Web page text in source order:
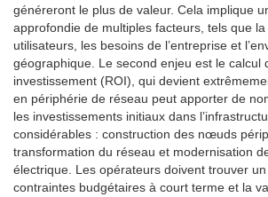
généreront le plus de valeur. Cela implique
approfondie de multiples facteurs, tels que
utilisateurs, les besoins de l’entreprise et
géographique. Le second enjeu est le calcul
investissement (ROI), qui devient
en périphérie de réseau peut apporter de
les investissements initiaux dans
considérables : construction des nœuds
transformation du réseau et modernisation
électrique. Les opérateurs doivent trouver
contraintes budgétaires à court terme et la